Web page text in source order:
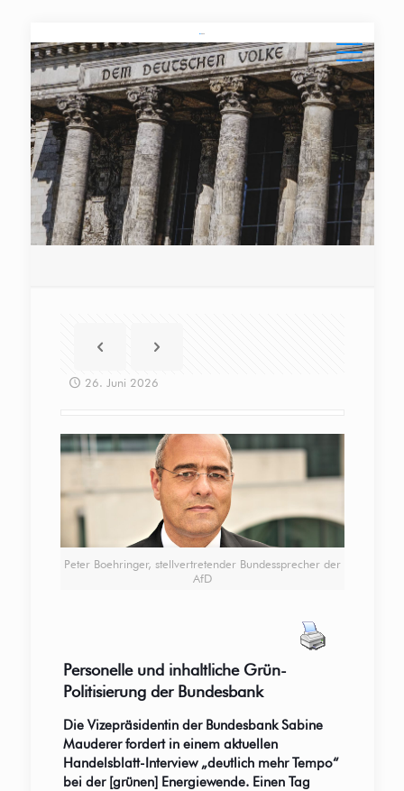
26. Juni 2026
Peter Boehringer, stellvertretender Bundessprecher der
AfD
Personelle und inhaltliche Grün-
Politisierung der Bundesbank
Die Vizepräsidentin der Bundesbank Sabine
Mauderer fordert in einem aktuellen
Handelsblatt-Interview „deutlich mehr Tempo“
bei der [grünen] Energiewende. Einen Tag